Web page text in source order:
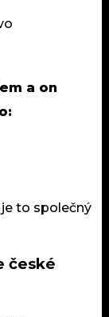
a on
to společný
české